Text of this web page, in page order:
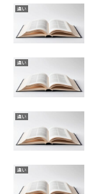
違い
違い
違い
違い